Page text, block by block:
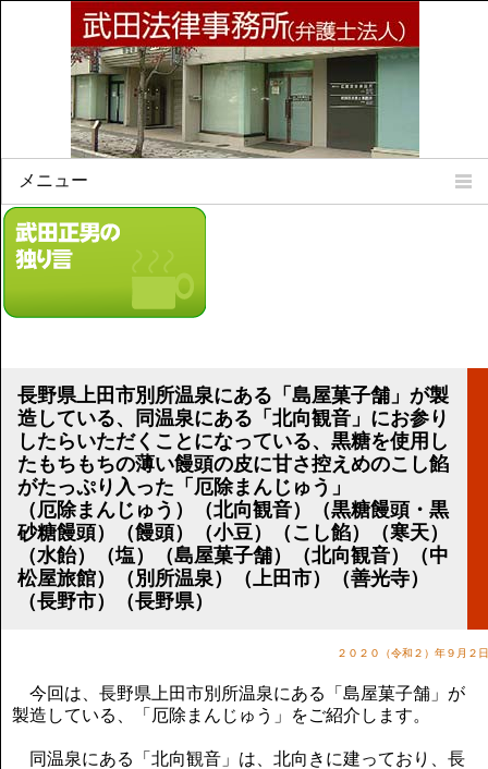
メニュー
Home
所属弁護士
法律相談案内
リンク集
顧問契約について
講演のご案内
気をつけたい法律のポイント
武田正男の独り言
長野県上田市別所温泉にある「島屋菓子舗」が製
造している、同温泉にある「北向観音」にお参り
したらいただくことになっている、黒糖を使用し
たもちもちの薄い饅頭の皮に甘さ控えめのこし餡
がたっぷり入った「厄除まんじゅう」
（厄除まんじゅう）（北向観音）（黒糖饅頭・黒
砂糖饅頭）（饅頭）（小豆）（こし餡）（寒天）
（水飴）（塩）（島屋菓子舗）（北向観音）（中
松屋旅館）（別所温泉）（上田市）（善光寺）
（長野市）（長野県）
２０２０（令和２）年９月２日
今回は、長野県上田市別所温泉にある「島屋菓子舗」が
製造している、「厄除まんじゅう」をご紹介します。
同温泉にある「北向観音」は、北向きに建っており、長